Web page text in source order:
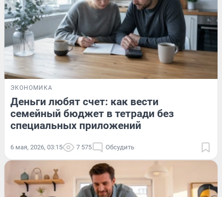
ЭКОНОМИКА
Деньги любят счет: как вести
семейный бюджет в тетради без
специальных приложений
6 мая, 2026, 03:15 7 575 Обсудить